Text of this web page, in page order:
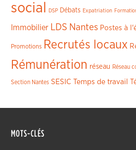
social
DSP Débats Expatriation
Immobilier LDS Nantes Postes à
Promotions Recrutés locaux
Rémunération réseau Réseau
Section Nantes SESIC Temps de travail
MOTS-CLÉS